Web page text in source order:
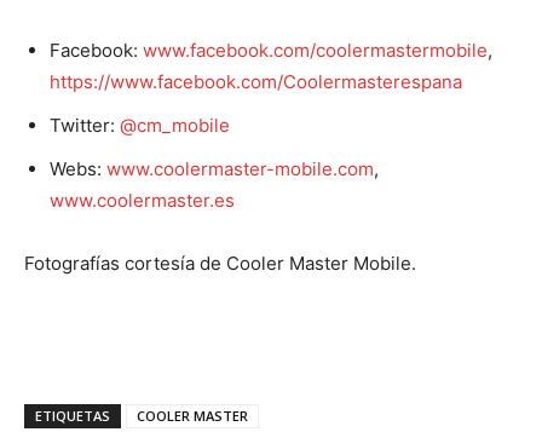
Facebook: www.facebook.com/coolermastermobile,
https://www.facebook.com/Coolermasterespana
Twitter: @cm_mobile
Webs: www.coolermaster-mobile.com,
www.coolermaster.es
Fotografías cortesía de Cooler Master Mobile.
ETIQUETAS COOLER MASTER